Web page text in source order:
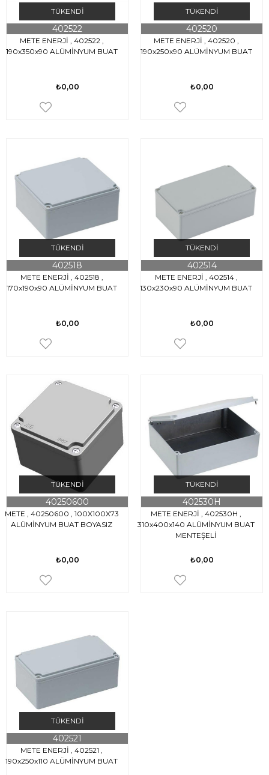
TÜKENDI
METE ENERJİ , 402522 ,
190x350x90 ALÜMİNYUM BUAT
402522
₺0,00
TÜKENDI
METE ENERJİ , 402520 ,
190x250x90 ALÜMİNYUM BUAT
402520
₺0,00
TÜKENDI
METE ENERJİ , 402518 ,
170x190x90 ALÜMİNYUM BUAT
402518
₺0,00
TÜKENDI
METE ENERJİ , 402514 ,
130x230x90 ALÜMİNYUM BUAT
402514
₺0,00
TÜKENDI
METE , 40250600 , 100X100X73
ALÜMİNYUM BUAT BOYASIZ
40250600
₺0,00
TÜKENDI
METE ENERJİ , 402530H ,
310x400x140 ALÜMİNYUM BUAT
MENTEŞELİ
402530H
₺0,00
TÜKENDI
METE ENERJİ , 402521 ,
190x250x110 ALÜMİNYUM BUAT
402521